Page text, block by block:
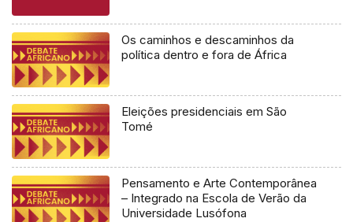
Os caminhos e descaminhos da
política dentro e fora de África
Eleições presidenciais em São
Tomé
Pensamento e Arte Contemporânea
– Integrado na Escola de Verão da
Universidade Lusófona